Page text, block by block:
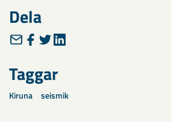
Dela
Taggar
Kiruna seismik